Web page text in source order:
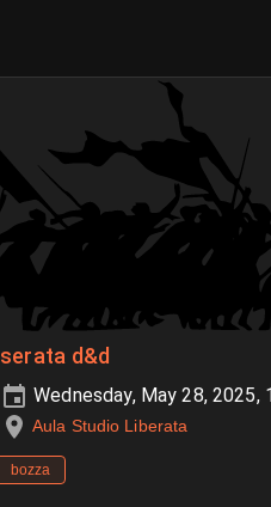
serata d&d
Wednesday, May 28, 2025,
Aula Studio Liberata
bozza